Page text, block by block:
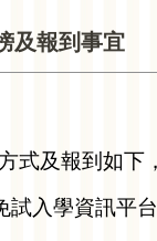
及報到事宜
式及報到如下
試入學資訊平